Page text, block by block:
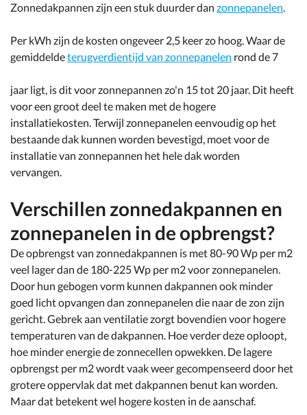
Zonnedakpannen zijn een stuk duurder dan zonnepanelen.
Per kWh zijn de kosten ongeveer 2,5 keer zo hoog. Waar de
gemiddeldeterugverdientijd van zonnepanelen rond de 7
jaar ligt, is dit voor zonnepannen zo'n 15 tot 20 jaar. Dit heeft
voor een groot deel te maken met de hogere
installatiekosten. Terwijl zonnepanelen eenvoudig op het
bestaande dak kunnen worden bevestigd, moet voor de
installatie van zonnepannen het hele dak worden
vervangen.
Verschillen zonnedakpannen en
zonnepanelen in de opbrengst?
De opbrengst van zonnedakpannen is met 80-90 Wp per m2
veel lager dan de 180-225 Wp per m2 voor zonnepanelen.
Door hun gebogen vorm kunnen dakpannen ook minder
goed licht opvangen dan zonnepanelen die naar de zon zijn
gericht. Gebrek aan ventilatie zorgt bovendien voor hogere
temperaturen van de dakpannen. Hoe verder deze oploopt,
hoe minder energie de zonnecellen opwekken. De lagere
opbrengst per m2 wordt vaak weer gecompenseerd door het
grotere oppervlak dat met dakpannen benut kan worden.
Maar dat betekent wel hogere kosten in de aanschaf.